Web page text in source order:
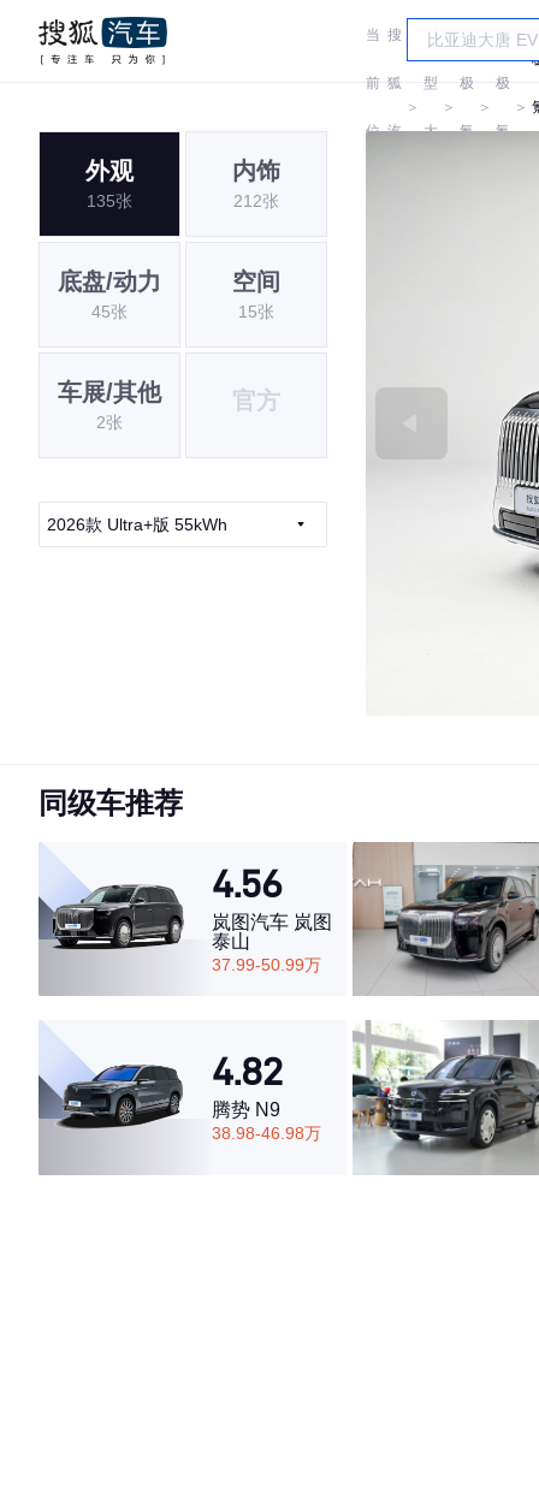
当
前
位
搜
狐
汽
＞
车
型
大
＞
极
氪
＞
极
氪
＞
外观
135张
内饰
212张
底盘/动力
45张
空间
15张
车展/其他
2张
官方
2026款 Ultra+版 55kWh
同级车推荐
4.56
岚图汽车 岚图
泰山
37.99-50.99万
4.82
腾势 N9
38.98-46.98万